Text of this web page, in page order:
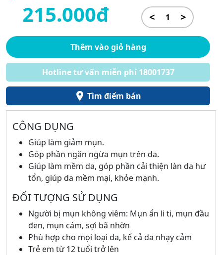
215.000đ < >
Thêm vào giỏ hàng
Hotline tư vấn miễn phí 18001737
Tìm điểm bán
CÔNG DỤNG
Giúp làm giảm mụn.
Góp phần ngăn ngừa mụn trên da.
Giúp làm mềm da, góp phần cải thiện làn da hư
tổn, giúp da mềm mại, khỏe mạnh.
ĐỐI TƯỢNG SỬ DỤNG
Người bị mụn không viêm: Mụn ẩn li ti, mụn đầu
đen, mụn cám, sợi bã nhờn
Phù hợp cho mọi loại da, kể cả da nhạy cảm
Trẻ em từ 12 tuổi trở lên